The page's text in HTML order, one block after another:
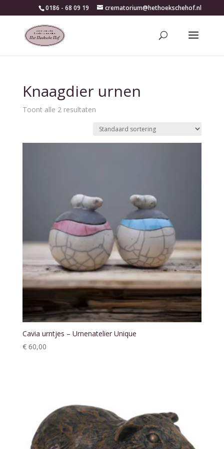
0186 - 68 09 19 crematorium@hethoekschehof.nl
Knaagdier urnen
Toont alle 2 resultaten
Cavia urntjes – Urnenatelier Unique
€60,00